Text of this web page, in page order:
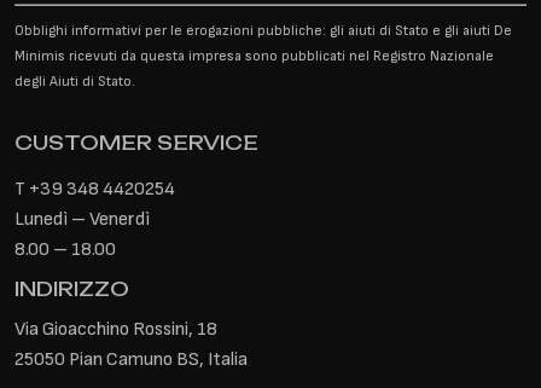
Obblighi informativi per le erogazioni pubbliche: gli aiuti di Stato e gli aiuti De
Minimis ricevuti da questa impresa sono pubblicati nel Registro Nazionale
degli Aiuti di Stato.
CUSTOMER SERVICE
T +39 348 4420254
Lunedì – Venerdì
8.00 – 18.00
INDIRIZZO
Via Gioacchino Rossini, 18
25050 Pian Camuno BS, Italia